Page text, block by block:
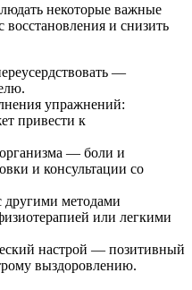
некоторые важные
восстановления и снизить
—
упражнений:
привести к
— боли и
и консультации со
другими методами
или легкими
настрой — позитивный
выздоровлению.